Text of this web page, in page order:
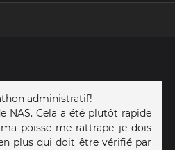
administratif!
NAS. Cela a été plutôt rapide
poisse me rattrape je dois
plus qui doit être vérifié par